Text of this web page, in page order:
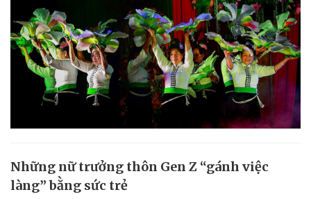
Những nữ trưởng thôn Gen Z “gánh việc
làng” bằng sức trẻ